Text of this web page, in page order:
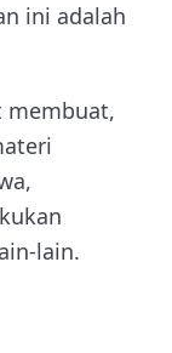
ini adalah
membuat,
lain.